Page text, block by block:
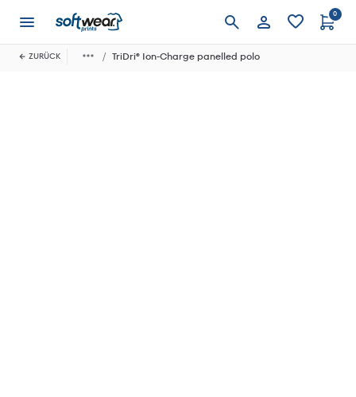
Anmelden
0
ZURÜCK TriDri® Ion-Charge panelled polo